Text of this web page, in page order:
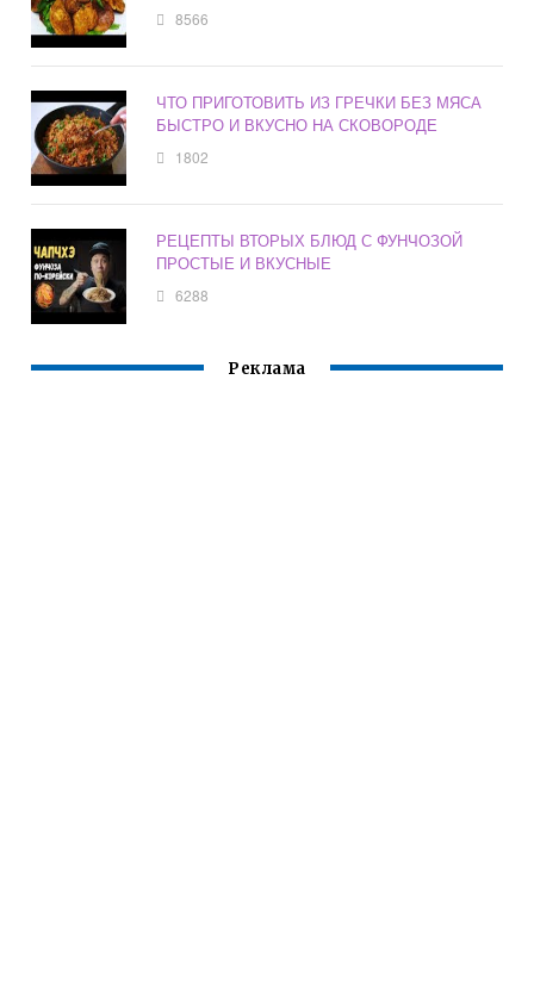
8566
ЧТО ПРИГОТОВИТЬ ИЗ ГРЕЧКИ БЕЗ МЯСА
БЫСТРО И ВКУСНО НА СКОВОРОДЕ
1802
РЕЦЕПТЫ ВТОРЫХ БЛЮД С ФУНЧОЗОЙ
ПРОСТЫЕ И ВКУСНЫЕ
6288
Реклама